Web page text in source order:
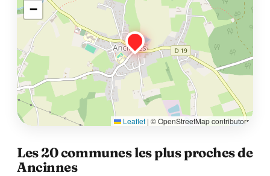
−
Leaflet | © OpenStreetMap contributors
Les 20 communes les plus proches de
Ancinnes